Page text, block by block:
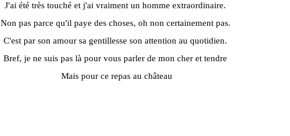
J'ai été très touché et j'ai vraiment un homme extraordinaire.
Non pas parce qu'il paye des choses, oh non certainement pas.
C'est par son amour sa gentillesse son attention au quotidien.
Bref, je ne suis pas là pour vous parler de mon cher et tendre
Mais pour ce repas au château